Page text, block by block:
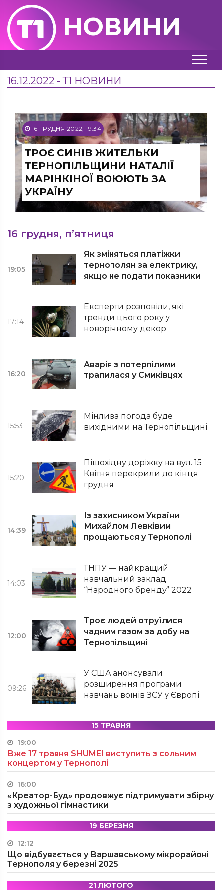
НОВИНИ
16.12.2022 - Т1 НОВИНИ
16 ГРУДНЯ 2022, 19:34
ТРОЄ СИНІВ ЖИТЕЛЬКИ
ТЕРНОПІЛЬЩИНИ НАТАЛІЇ
МАРІНКІНОЇ ВОЮЮТЬ ЗА
УКРАЇНУ
16 грудня, п’ятниця
19:05
Як зміняться платіжки
тернополян за електрику,
якщо не подати показники
17:14
Експерти розповіли, які
тренди цього року у
новорічному декорі
16:20
Аварія з потерпілими
трапилася у Смиківцях
15:53
Мінлива погода буде
вихідними на Тернопільщині
15:20
Пішохідну доріжку на вул. 15
Квітня перекрили до кінця
грудня
14:39
Із захисником України
Михайлом Левківим
прощаються у Тернополі
14:03
ТНПУ — найкращий
навчальний заклад
“Народного бренду” 2022
12:00
Троє людей отруїлися
чадним газом за добу на
Тернопільщині
09:26
У США анонсували
розширення програми
навчань воїнів ЗСУ у Європі
15 ТРАВНЯ
19:00
Вже 17 травня SHUMEI виступить з сольним
концертом у Тернополі
16:00
«Креатор-Буд» продовжує підтримувати збірну
з художньої гімнастики
19 БЕРЕЗНЯ
12:12
Що відбувається у Варшавському мікрорайоні
Тернополя у березні 2025
21 ЛЮТОГО